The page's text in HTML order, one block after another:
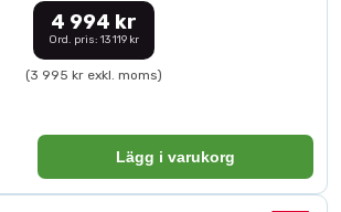
4 994 kr
Ord. pris: 13 119 kr
(3 995 kr exkl. moms)
Lägg i varukorg